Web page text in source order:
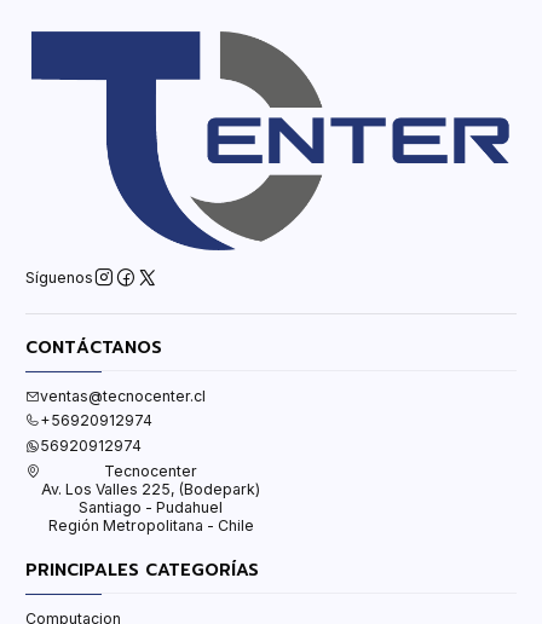
Síguenos
CONTÁCTANOS
ventas@tecnocenter.cl
+56920912974
56920912974
Tecnocenter
Av. Los Valles 225, (Bodepark)
Santiago - Pudahuel
Región Metropolitana - Chile
PRINCIPALES CATEGORÍAS
Computacion